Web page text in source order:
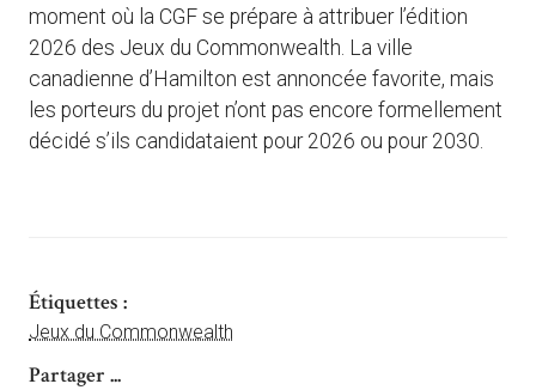
moment où la CGF se prépare à attribuer l’édition
2026 des Jeux du Commonwealth. La ville
canadienne d’Hamilton est annoncée favorite, mais
les porteurs du projet n’ont pas encore formellement
décidé s’ils candidataient pour 2026 ou pour 2030.
Étiquettes :
Jeux du Commonwealth
Partager ...